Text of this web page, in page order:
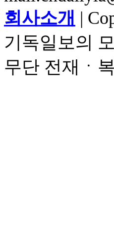
회사소개 |
기독일보의
무단 전재ㆍ